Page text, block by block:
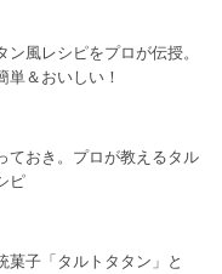
ン風レシピをプロが伝授。
単＆おいしい！
ておき。プロが教えるタル
ピ
菓子「タルトタタン」と